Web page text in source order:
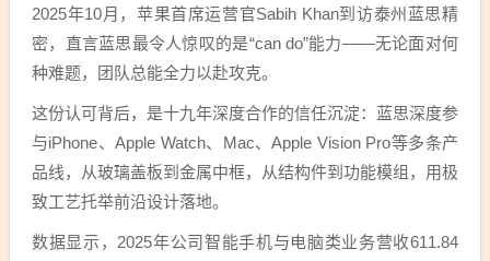
2025年10月，苹果首席运营官Sabih Khan到访泰州蓝思精
密，直言蓝思最令人惊叹的是“can do”能力——无论面对何
种难题，团队总能全力以赴攻克。
这份认可背后，是十九年深度合作的信任沉淀：蓝思深度参
与iPhone、Apple Watch、Mac、Apple Vision Pro等多条产
品线，从玻璃盖板到金属中框，从结构件到功能模组，用极
致工艺托举前沿设计落地。
数据显示，2025年公司智能手机与电脑类业务营收611.84